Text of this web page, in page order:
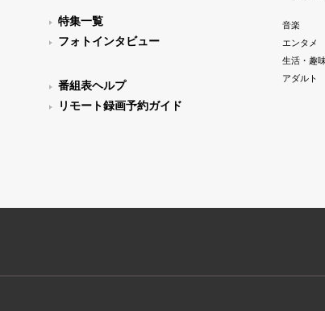
特集一覧
フォトインタビュー
番組表ヘルプ
リモート録画予約ガイド
音楽
エンタメ
生活・趣
アダルト